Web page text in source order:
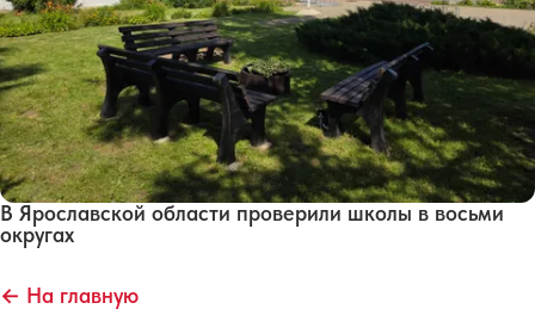
В Ярославской области проверили школы в восьми
округах
← На главную